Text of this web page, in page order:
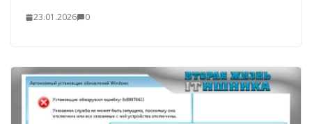
23.01.2026 0